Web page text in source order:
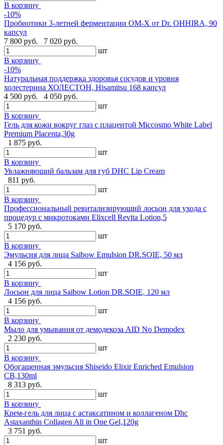
В корзину
-10%
Пробиотики 3-летней ферментации OM-X от Dr. OHHIRA, 90
капсул
7 800 руб.
7 020 руб.
шт
В корзину
-10%
Натуральная поддержка здоровья сосудов и уровня
холестерина ХОЛЕСТОН, Hisamitsu 168 капсул
4 500 руб.
4 050 руб.
шт
В корзину
Гель для кожи вокруг глаз с плацентой Miccosmo White Label
Premium Placenta,30g
1 875 руб.
шт
В корзину
Увлажняющий бальзам для губ DHC Lip Cream
811 руб.
шт
В корзину
Профессиональный ревитализирующий лосьон для ухода с
процедур с микротоками Elixcell Revita Lotion,5
5 170 руб.
шт
В корзину
Эмульсия для лица Saibow Emulsion DR.SOIE, 50 мл
4 156 руб.
шт
В корзину
Лосьон для лица Saibow Lotion DR.SOIE, 120 мл
4 156 руб.
шт
В корзину
Мыло для умывания от демодекоза AID No Demodex
2 230 руб.
шт
В корзину
Обогащенная эмульсия Shiseido Elixir Enriched Emulsion
CB,130ml
8 313 руб.
шт
В корзину
Крем-гель для лица с астаксатином и коллагеном Dhc
Astaxanthin Collagen All in One Gel,120g
3 751 руб.
шт